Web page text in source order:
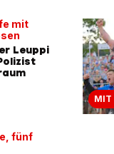
mit
Leuppi
fünf
MIT